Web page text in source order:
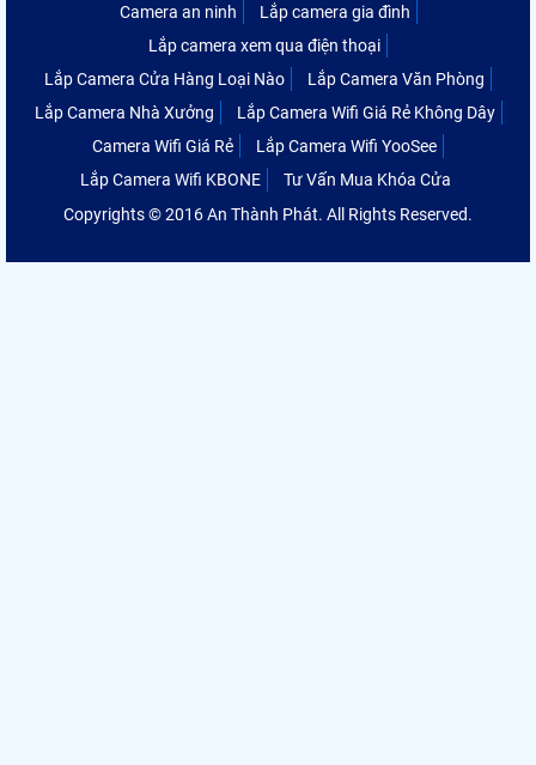
Camera an ninh
Lắp camera gia đình
Lắp camera xem qua điện thoại
Lắp Camera Cửa Hàng Loại Nào
Lắp Camera Văn Phòng
Lắp Camera Nhà Xưởng
Lắp Camera Wifi Giá Rẻ Không Dây
Camera Wifi Giá Rẻ
Lắp Camera Wifi YooSee
Lắp Camera Wifi KBONE
Tư Vấn Mua Khóa Cửa
Copyrights © 2016 An Thành Phát. All Rights Reserved.